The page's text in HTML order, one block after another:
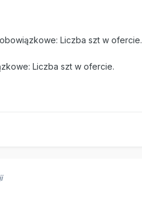
Liczba szt w ofercie.
Liczba szt w ofercie.